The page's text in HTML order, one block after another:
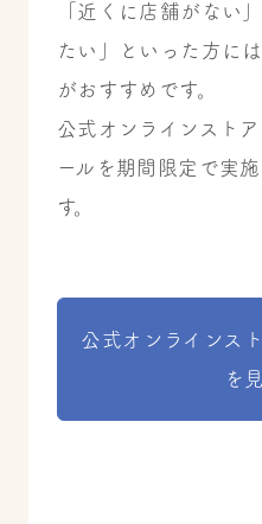
「近くに店舗がない
たい」といった方に
がおすすめです。
公式オンラインスト
ールを期間限定で実
す。
公式オンラインス
を